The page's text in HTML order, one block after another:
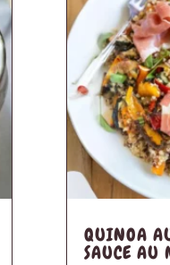
QUINOA
SAUCE AU